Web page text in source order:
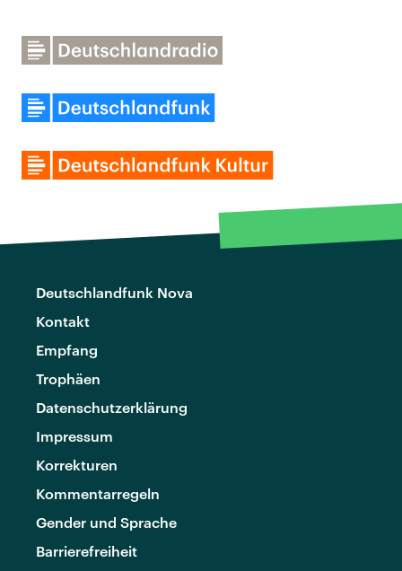
Deutschlandfunk Nova
Kontakt
Empfang
Trophäen
Datenschutzerklärung
Impressum
Korrekturen
Kommentarregeln
Gender und Sprache
Barrierefreiheit